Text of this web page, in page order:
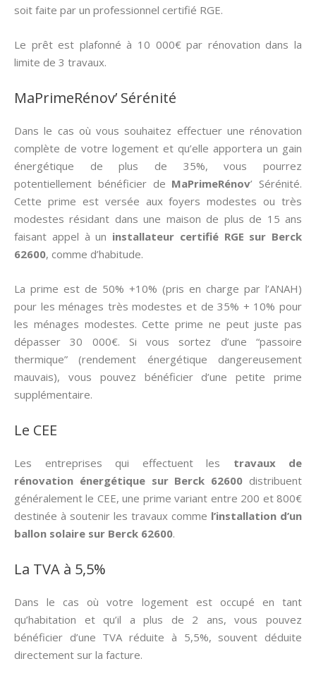
soit faite par un professionnel certifié RGE.
Le prêt est plafonné à 10 000€ par rénovation dans la
limite de 3 travaux.
MaPrimeRénov’ Sérénité
Dans le cas où vous souhaitez effectuer une rénovation
complète de votre logement et qu’elle apportera un gain
énergétique de plus de 35%, vous pourrez
potentiellement bénéficier de MaPrimeRénov’ Sérénité.
Cette prime est versée aux foyers modestes ou très
modestes résidant dans une maison de plus de 15 ans
faisant appel à un installateur certifié RGE sur Berck
62600, comme d’habitude.
La prime est de 50% +10% (pris en charge par l’ANAH)
pour les ménages très modestes et de 35% + 10% pour
les ménages modestes. Cette prime ne peut juste pas
dépasser 30 000€. Si vous sortez d’une “passoire
thermique” (rendement énergétique dangereusement
mauvais), vous pouvez bénéficier d’une petite prime
supplémentaire.
Le CEE
Les entreprises qui effectuent les travaux de
rénovation énergétique sur Berck 62600 distribuent
généralement le CEE, une prime variant entre 200 et 800€
destinée à soutenir les travaux comme l’installation d’un
ballon solaire sur Berck 62600.
La TVA à 5,5%
Dans le cas où votre logement est occupé en tant
qu’habitation et qu’il a plus de 2 ans, vous pouvez
bénéficier d’une TVA réduite à 5,5%, souvent déduite
directement sur la facture.